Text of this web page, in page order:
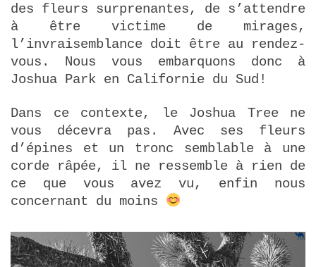
des fleurs surprenantes, de s’attendre
à être victime de mirages,
l’invraisemblance doit être au rendez-
vous. Nous vous embarquons donc à
Joshua Park en Californie du Sud!
Dans ce contexte, le Joshua Tree ne
vous décevra pas. Avec ses fleurs
d’épines et un tronc semblable à une
corde râpée, il ne ressemble à rien de
ce que vous avez vu, enfin nous
concernant du moins